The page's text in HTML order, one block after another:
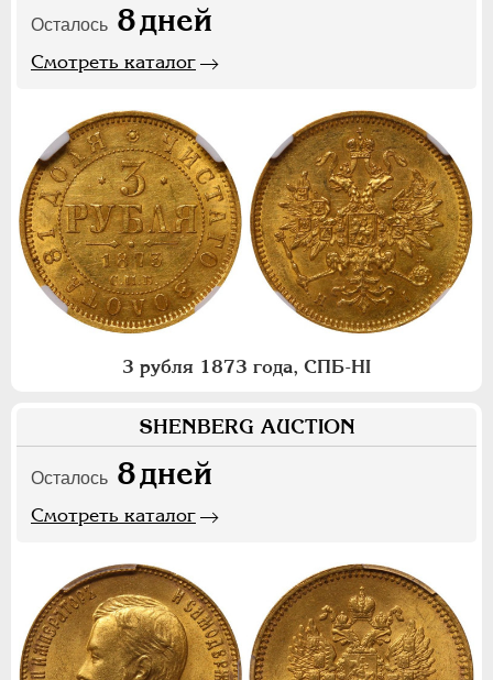
Осталось 8дней
Смотреть каталог
3 рубля 1873 года, СПБ-НI
SHENBERG AUCTION
Осталось 8дней
Смотреть каталог